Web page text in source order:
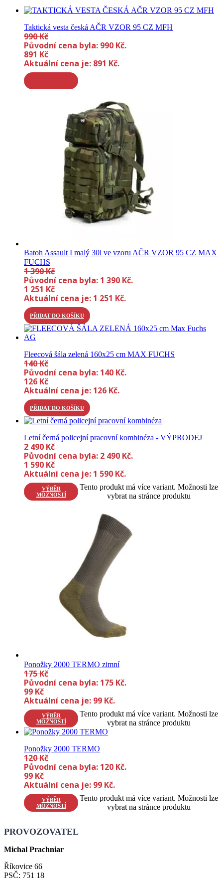
Taktická vesta česká AČR VZOR 95 CZ MFH
990Kč
Původní cena byla: 990 Kč.
891 Kč
Aktuální cena je: 891 Kč.
Batoh Assault I malý 30l ve vzoru AČR VZOR 95 CZ MAX
FUCHS
1 390Kč
Původní cena byla: 1 390 Kč.
1 251 Kč
Aktuální cena je: 1 251 Kč.
PŘIDAT DO KOŠÍKU
Fleecová šála zelená 160x25 cm MAX FUCHS
140Kč
Původní cena byla: 140 Kč.
126 Kč
Aktuální cena je: 126 Kč.
PŘIDAT DO KOŠÍKU
Letní černá policejní pracovní kombinéza - VÝPRODEJ
2 490Kč
Původní cena byla: 2 490 Kč.
1 590 Kč
Aktuální cena je: 1 590 Kč.
VÝBĚR
MOŽNOSTÍ
Tento produkt má více variant. Možnosti lze
vybrat na stránce produktu
Ponožky 2000 TERMO zimní
175Kč
Původní cena byla: 175 Kč.
99 Kč
Aktuální cena je: 99 Kč.
VÝBĚR
MOŽNOSTÍ
Tento produkt má více variant. Možnosti lze
vybrat na stránce produktu
Ponožky 2000 TERMO
120Kč
Původní cena byla: 120 Kč.
99 Kč
Aktuální cena je: 99 Kč.
VÝBĚR
MOŽNOSTÍ
Tento produkt má více variant. Možnosti lze
vybrat na stránce produktu
PROVOZOVATEL
Michal Prachniar
Říkovice 66
PSČ: 751 18